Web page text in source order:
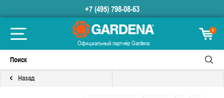
+7 (495) 798-08-63
Официальный партнёр Gardena
0
Назад